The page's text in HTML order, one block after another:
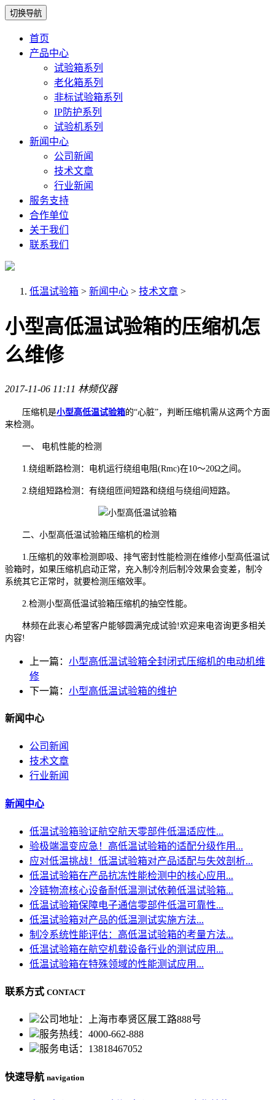
切换导航
首页
产品中心
试验箱系列
老化箱系列
非标试验箱系列
IP防护系列
试验机系列
新闻中心
公司新闻
技术文章
行业新闻
服务支持
合作单位
关于我们
联系我们
低温试验箱 > 新闻中心 > 技术文章 >
小型高低温试验箱的压缩机怎
么维修
2017-11-06 11:11 林频仪器
压缩机是小型高低温试验箱的“心脏”，判断压缩机需从这两个方面
来检测。
一、 电机性能的检测
1.绕组断路检测：电机运行绕组电阻(Rmc)在10～20Ω之间。
2.绕组短路检测：有绕组匝间短路和绕组与绕组间短路。
二、小型高低温试验箱压缩机的检测
1.压缩机的效率检测即吸、排气密封性能检测在维修小型高低温试
验箱时，如果压缩机启动正常，充入制冷剂后制冷效果会变差，制冷
系统其它正常时，就要检测压缩效率。
2.检测小型高低温试验箱压缩机的抽空性能。
林频在此衷心希望客户能够圆满完成试验!欢迎来电咨询更多相关
内容!
上一篇： 小型高低温试验箱全封闭式压缩机的电动机维
修
下一篇： 小型高低温试验箱的维护
新闻中心
公司新闻
技术文章
行业新闻
新闻中心
低温试验箱验证航空航天零部件低温适应性...
验极端温变应急！高低温试验箱的适配分级作用...
应对低温挑战！低温试验箱对产品适配与失效剖析...
低温试验箱在产品抗冻性能检测中的核心应用...
冷链物流核心设备耐低温测试依赖低温试验箱...
低温试验箱保障电子通信零部件低温可靠性...
低温试验箱对产品的低温测试实施方法...
制冷系统性能评估：高低温试验箱的考量方法...
低温试验箱在航空机载设备行业的测试应用...
低温试验箱在特殊领域的性能测试应用...
联系方式 CONTACT
公司地址：上海市奉贤区展工路888号
服务热线：4000-662-888
服务电话：13818467052
快速导航 navigation